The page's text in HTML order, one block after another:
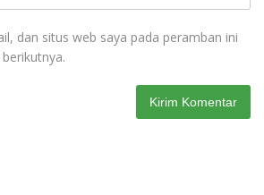
dan situs web saya pada peramban ini